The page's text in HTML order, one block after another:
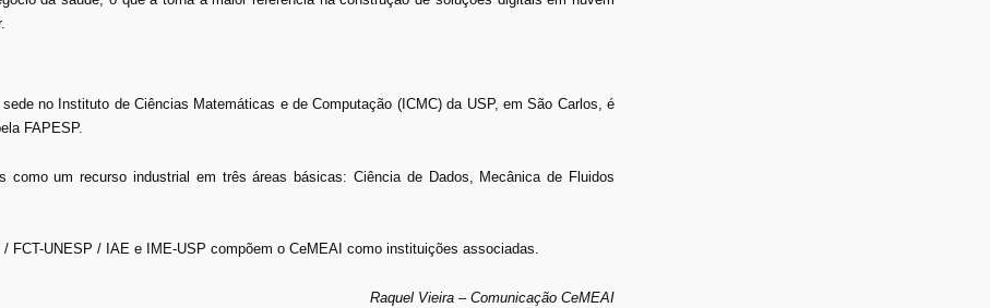
no Instituto de Ciências Matemáticas e de Computação (ICMC) da USP, em São Carlos, é
FAPESP.
um recurso industrial em três áreas básicas: Ciência de Dados, Mecânica de Fluidos
FCT-UNESP / IAE e IME-USP compõem o CeMEAI como instituições associadas.
Raquel Vieira – Comunicação CeMEAI